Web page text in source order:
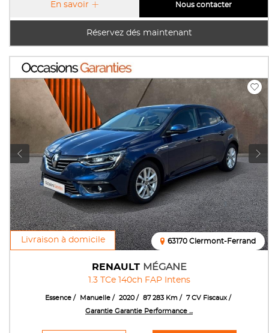
Réservez dés maintenant
En savoir Nous contacter
Livraison à domicile
RENAULT MÉGANE
1.3 TCe 140ch FAP Intens
63170 Clermont-Ferrand
Essence Manuelle 2020 87 283 Km
7 CV Fiscaux
Garantie Garantie Performance ...